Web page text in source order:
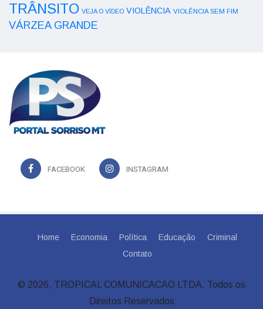
TRÂNSITO VEJA O VÍDEO VIOLÊNCIA VIOLÊNCIA SEM FIM
VÁRZEA GRANDE
FACEBOOK INSTAGRAM
Home Economia Política Educação
Criminal
Contato
© 2026, TROPICAL COMUNICACAO LTDA. Todos os
Direitos Reservados